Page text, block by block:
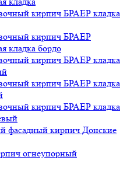
кирпич БРАЕР кладка
кирпич БРАЕР
кладка бордо
кирпич БРАЕР кладка
кирпич БРАЕР кладка
кирпич БРАЕР кладка
фасадный кирпич Донские
огнеупорный